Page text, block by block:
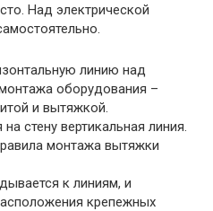
Над электрической
линию над
оборудования –
и вытяжкой.
стену вертикальная линия.
монтажа вытяжки
к линиям, и
крепежных